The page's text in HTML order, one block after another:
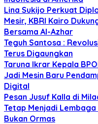
Lina Sukijo Perkuat
Mesir, KBRI Kairo
Bersama Al-Azhar
Teguh Santosa :
Terus Digaungkan
Taruna Ikrar Kepala
Jadi Mesin Baru
Digital
Pesan Jusuf Kalla di
Tetap Menjadi
Bukan Ormas